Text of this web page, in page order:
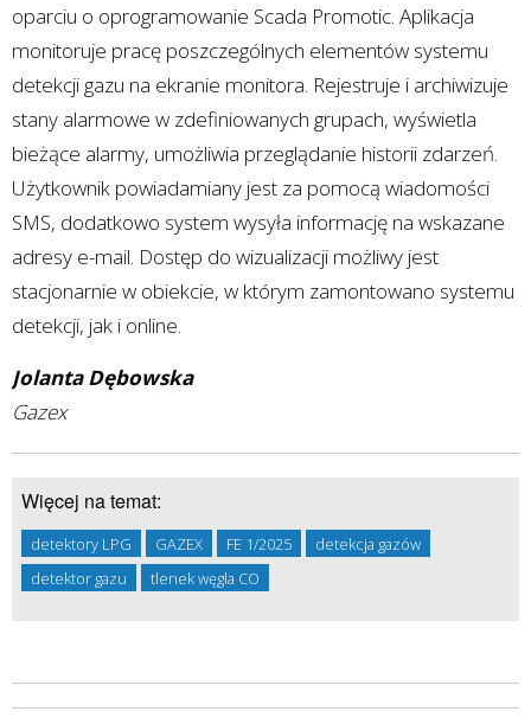
oparciu o oprogramowanie Scada Promotic. Aplikacja
monitoruje pracę poszczególnych elementów systemu
detekcji gazu na ekranie monitora. Rejestruje i archiwizuje
stany alarmowe w zdefiniowanych grupach, wyświetla
bieżące alarmy, umożliwia przeglądanie historii zdarzeń.
Użytkownik powiadamiany jest za pomocą wiadomości
SMS, dodatkowo system wysyła informację na wskazane
adresy e-mail. Dostęp do wizualizacji możliwy jest
stacjonarnie w obiekcie, w którym zamontowano systemu
detekcji, jak i online.
Jolanta Dębowska
Gazex
Więcej na temat:
detektory LPG GAZEX FE 1/2025
detekcja gazów
detektor gazu
tlenek węgla CO